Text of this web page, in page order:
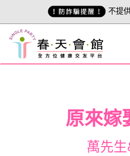
不提
原來嫁
萬先